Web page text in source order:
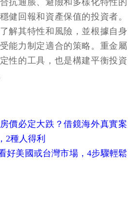
抗通脹、避險和多樣化特性的
健回報和資產保值的投資者。
解其特性和風險，並根據自身
能力制定適合的策略。重金屬
性的工具，也是構建平衡投資
價必定大跌？借鏡海外真實案
2種人得利
好美國或台灣市場，4步驟輕鬆